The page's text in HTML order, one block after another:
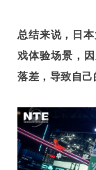
总结来说，日
戏体验场景，
落差，导致自己